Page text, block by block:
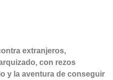
extranjeros,
con rezos
y la aventura de conseguir